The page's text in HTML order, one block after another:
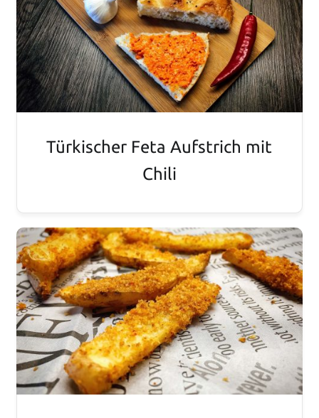
Türkischer Feta Aufstrich mit
Chili